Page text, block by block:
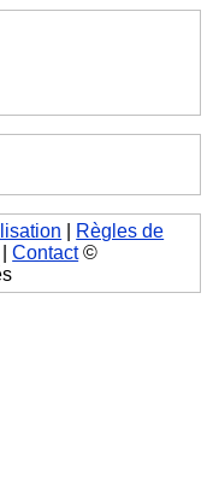
Règles de
|Contact©